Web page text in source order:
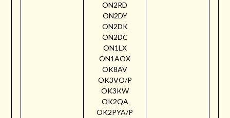
ON2RD
ON2DY
ON2DK
ON2DC
ON1LX
ON1AOX
OK8AV
OK3VO/P
OK3KW
OK2QA
OK2PYA/P